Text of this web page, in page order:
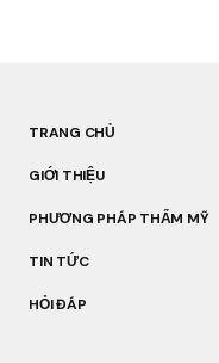
TRANG CHỦ
GIỚI THIỆU
PHƯƠNG PHÁP THẨM MỸ
TIN TỨC
HỎI ĐÁP